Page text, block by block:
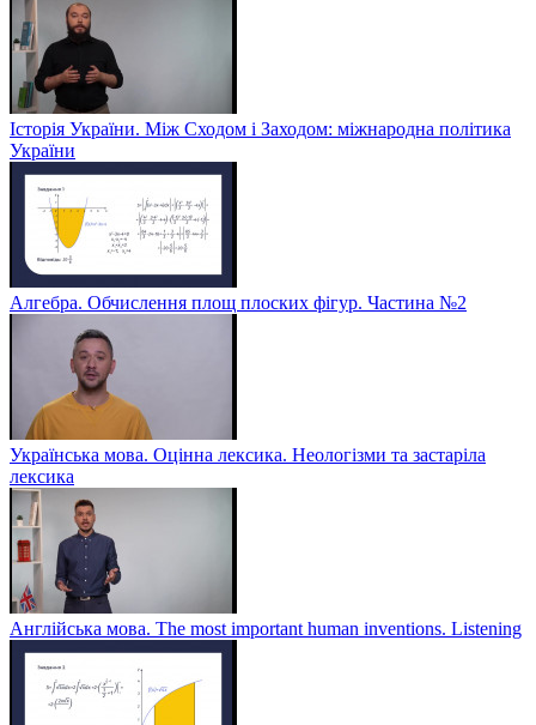
Історія України. Між Сходом і Заходом: міжнародна політика
України
Алгебра. Обчислення площ плоских фігур. Частина №2
Українська мова. Оцінна лексика. Неологізми та застаріла
лексика
Англійська мова. The most important human inventions. Listening